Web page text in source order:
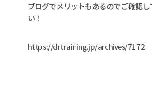
ブログでメリットもあるのでご確認し
い！
https://drtraining.jp/archives/7172